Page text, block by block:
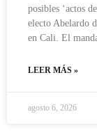
posibles ‘actos
electo Abelardo
en Cali. El
LEER MÁS »
agosto 6, 2026